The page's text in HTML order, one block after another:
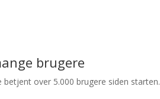
brugere
over 5.000 brugere siden starten.